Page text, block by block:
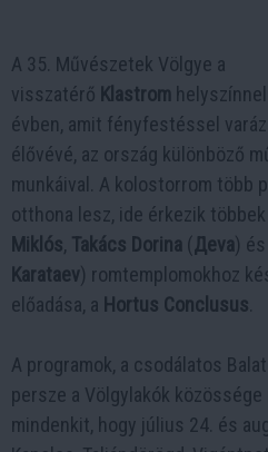
A 35. Művészetek Völgye a
visszatérő Klastrom
évben, amit fényfestéssel
élővévé, az ország különböző
munkáival. A kolostorrom több
otthona lesz, ide érkezik
Miklós, Takács Dorina (Дeva) és
Karataev) romtemplomokhoz
előadása, a Hortus Conclusus
A programok, a csodálatos
persze a Völgylakók
mindenkit, hogy július 24. és